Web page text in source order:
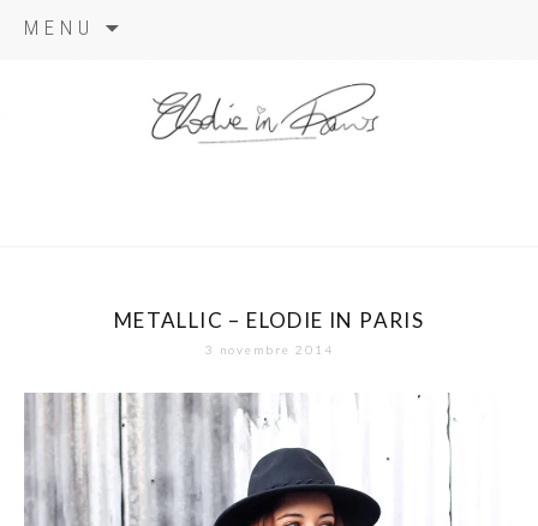
MENU
METALLIC – ELODIE IN PARIS
3 novembre 2014